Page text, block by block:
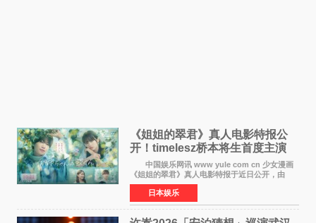
《姐姐的翠君》真人电影特报公
开！timelesz桥本将生首度主演
12月4日上映
中国娱乐网讯 www yule com cn 少女漫画
《姐姐的翠君》真人电影特报于近日公开，由
timelesz成员桥本将生担任主演，这也是他首次
担任电影主演，引发高度关注。 女高中生咲
苗翠（中岛瑠菜
日本娱乐